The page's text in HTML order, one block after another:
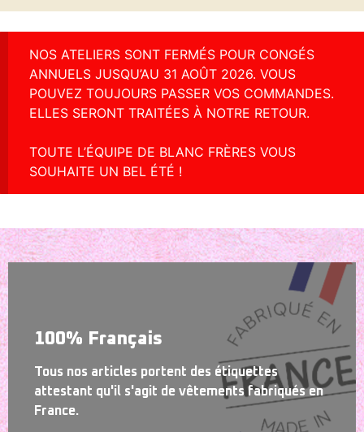
NOS ATELIERS SONT FERMÉS POUR CONGÉS
ANNUELS JUSQU’AU 31 AOÛT 2026. VOUS
POUVEZ TOUJOURS PASSER VOS COMMANDES.
ELLES SERONT TRAITÉES À NOTRE RETOUR.
TOUTE L’ÉQUIPE DE BLANC FRÈRES VOUS
SOUHAITE UN BEL ÉTÉ !
100% Français
Tous nos articles portent des étiquettes
attestant qu'il s'agit de vêtements fabriqués en
France.